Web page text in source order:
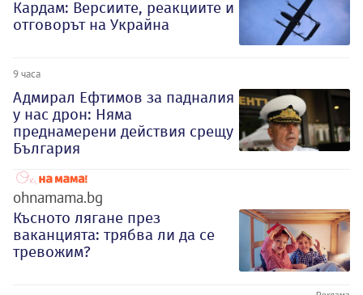
Кардам: Версиите, реакциите и
отговорът на Украйна
9 часа
Адмирал Ефтимов за падналия
у нас дрон: Няма
преднамерени действия срещу
България
ohnamama.bg
Късното лягане през
ваканцията: трябва ли да се
тревожим?